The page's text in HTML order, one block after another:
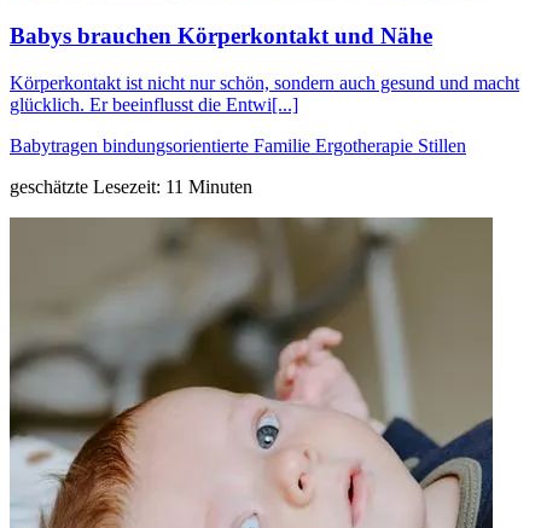
Babys brauchen Körperkontakt und Nähe
Körperkontakt ist nicht nur schön, sondern auch gesund und macht
glücklich. Er beeinflusst die Entwi[...]
Babytragen bindungsorientierte Familie Ergotherapie Stillen
geschätzte Lesezeit: 11 Minuten